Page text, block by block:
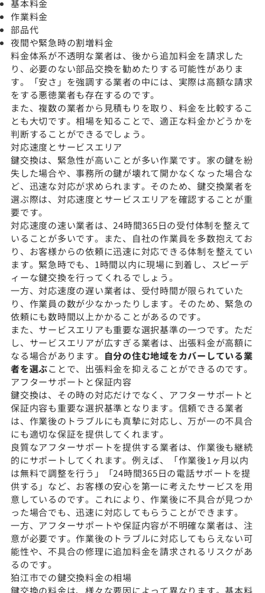
基本料金
作業料金
部品代
夜間や緊急時の割増料金
料金体系が不透明な業者は、後から追加料金を請求した
り、必要のない部品交換を勧めたりする可能性がありま
す。「安さ」を強調する業者の中には、実際は高額な請求
をする悪徳業者も存在するのです。
また、複数の業者から見積もりを取り、料金を比較するこ
とも大切です。相場を知ることで、適正な料金かどうかを
判断することができるでしょう。
対応速度とサービスエリア
鍵交換は、緊急性が高いことが多い作業です。家の鍵を紛
失した場合や、事務所の鍵が壊れて開かなくなった場合な
ど、迅速な対応が求められます。そのため、鍵交換業者を
選ぶ際は、対応速度とサービスエリアを確認することが重
要です。
対応速度の速い業者は、24時間365日の受付体制を整えて
いることが多いです。また、自社の作業員を多数抱えてお
り、お客様からの依頼に迅速に対応できる体制を整えてい
ます。緊急時でも、1時間以内に現場に到着し、スピーデ
ィーな鍵交換を行ってくれるでしょう。
一方、対応速度の遅い業者は、受付時間が限られていた
り、作業員の数が少なかったりします。そのため、緊急の
依頼にも数時間以上かかることがあるのです。
また、サービスエリアも重要な選択基準の一つです。ただ
し、サービスエリアが広すぎる業者は、出張料金が高額に
なる場合があります。 自分の住む地域をカバーしている業
者を選ぶことで、出張料金を抑えることができるのです。
アフターサポートと保証内容
鍵交換は、その時の対応だけでなく、アフターサポートと
保証内容も重要な選択基準となります。信頼できる業者
は、作業後のトラブルにも真摯に対応し、万が一の不具合
にも適切な保証を提供してくれます。
良質なアフターサポートを提供する業者は、作業後も継続
的にサポートしてくれます。例えば、「作業後1ヶ月以内
は無料で調整を行う」「24時間365日の電話サポートを提
供する」など、お客様の安心を第一に考えたサービスを用
意しているのです。これにより、作業後に不具合が見つか
った場合でも、迅速に対応してもらうことができます。
一方、アフターサポートや保証内容が不明確な業者は、注
意が必要です。作業後のトラブルに対応してもらえない可
能性や、不具合の修理に追加料金を請求されるリスクがあ
るのです。
狛江市での鍵交換料金の相場
鍵交換の料金は、様々な要因によって異なります。基本料